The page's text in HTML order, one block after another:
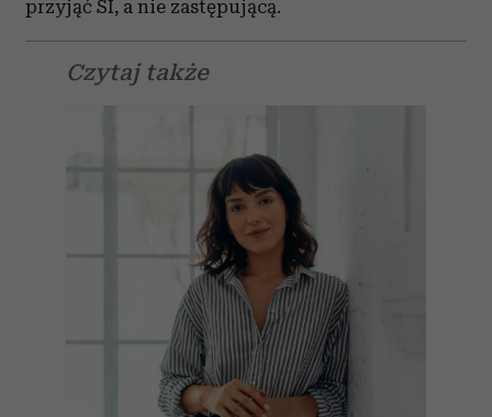
przyjąć SI, a nie zastępującą.
Czytaj także